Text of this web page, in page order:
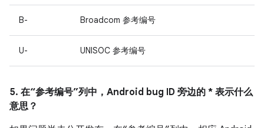
B- Broadcom 参考编号
U- UNISOC 参考编号
5. 在“参考编号”列中，Android bug ID 旁边的 * 表示什么
意思？